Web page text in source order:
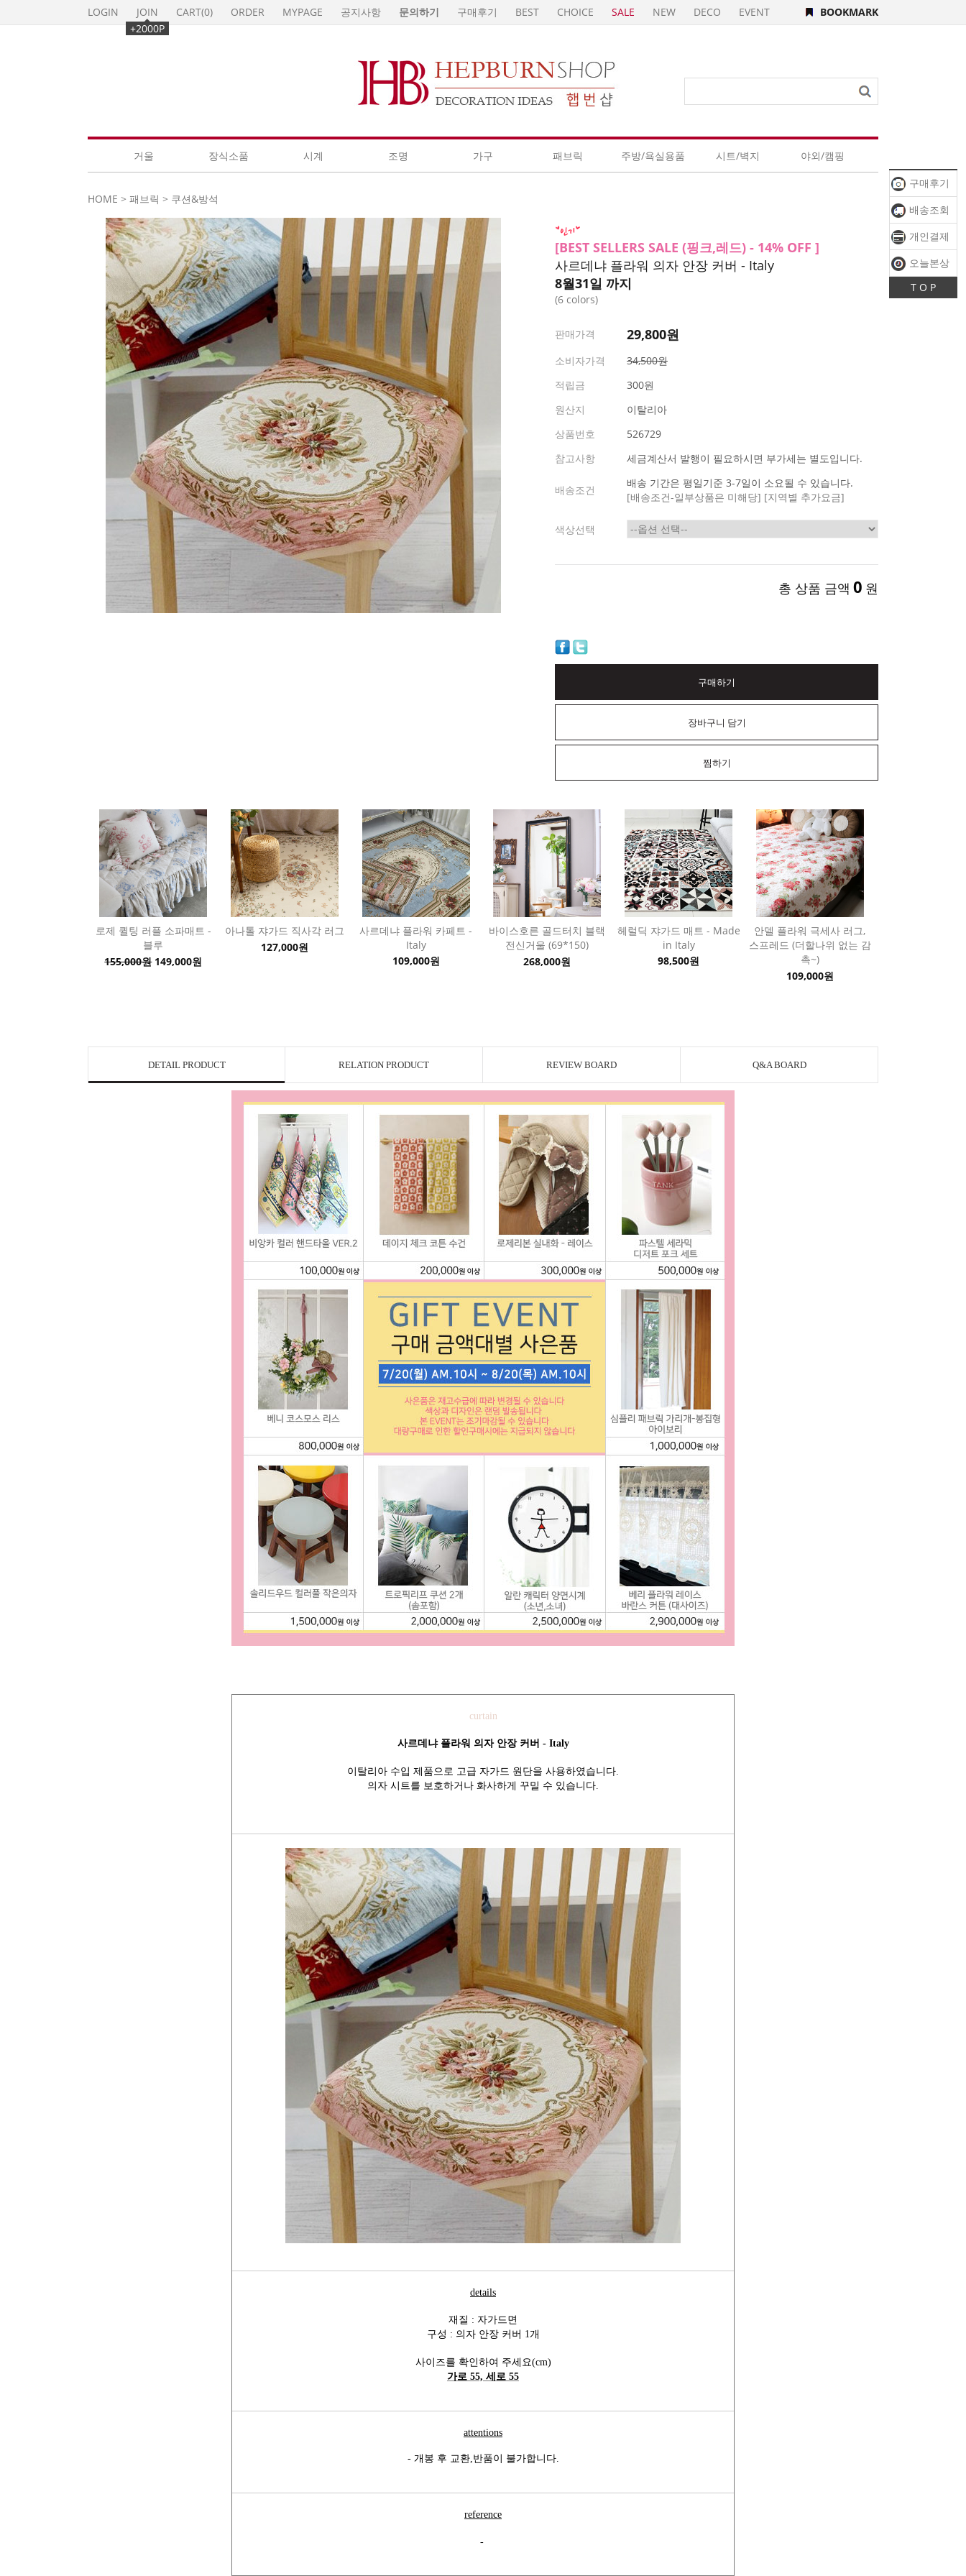
구매후기
배송조회
개인결제
오늘본상
T O P
LOGIN
JOIN
+2000P
CART(0) ORDER MYPAGE 공지사항 문의하기 구매후기 BEST CHOICE SALE NEW DECO EVENT BOOKMARK
거울 장식소품 시계 조명 가구 패브릭 주방/욕실용품 시트/벽지 야외/캠핑
HOME > 패브릭 > 쿠션&방석
[BEST SELLERS SALE (핑크,레드) - 14% OFF ]
사르데냐 플라워 의자 안장 커버 - Italy
8월31일 까지
(6 colors)
판매가격 29,800원
소비자가격
34,500원
적립금
300원
원산지
이탈리아
상품번호
526729
참고사항
세금계산서 발행이 필요하시면 부가세는 별도입니다.
배송조건
배송 기간은 평일기준 3-7일이 소요될 수 있습니다.
[배송조건-일부상품은 미해당] [지역별 추가요금]
색상선택
총 상품 금액 0 원
구매하기
장바구니 담기
찜하기
로제 퀼팅 러플 소파매트 -
블루
155,000원 149,000원
아나톨 쟈가드 직사각 러그
127,000원
사르데냐 플라워 카페트 -
Italy
109,000원
바이스호른 골드터치 블랙
전신거울 (69*150)
268,000원
헤럴딕 쟈가드 매트 - Made
in Italy
98,500원
안델 플라워 극세사 러그,
스프레드 (더할나위 없는 감
촉~)
109,000원
DETAIL PRODUCT RELATION PRODUCT REVIEW BOARD Q&A BOARD
curtain
사르데냐 플라워 의자 안장 커버 - Italy
이탈리아 수입 제품으로 고급 자가드 원단을 사용하였습니다.
의자 시트를 보호하거나 화사하게 꾸밀 수 있습니다.
details
재질 : 자가드면
구성 : 의자 안장 커버 1개
사이즈를 확인하여 주세요(cm)
가로 55, 세로 55
attentions
- 개봉 후 교환,반품이 불가합니다.
reference
-